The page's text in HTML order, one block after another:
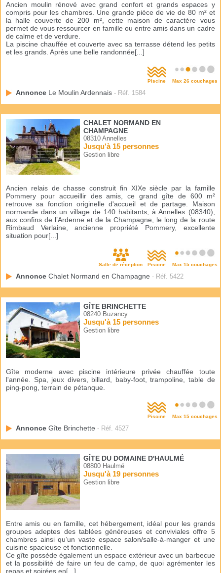
Ancien moulin rénové avec grand confort et grands espaces y
compris pour les chambres. Une grande pièce de vie de 80 m² et
la halle couverte de 200 m², cette maison de caractère vous
permet de vous ressourcer en famille ou entre amis dans un cadre
de calme et de verdure.
La piscine chauffée et couverte avec sa terrasse détend les petits
et les grands. Après une belle randonnée[...]
Piscine Max 26 couchages
Annonce Le Moulin Ardennais - Réf. 1584
CHALET NORMAND EN
CHAMPAGNE
08310 Annelles
Jusqu'à 15 personnes
Gestion libre
Ancien relais de chasse construit fin XIXe siècle par la famille
Pommery pour accueillir des amis, ce grand gîte de 600 m²
retrouve sa fonction originelle d'accueil et de partage. Maison
normande dans un village de 140 habitants, à Annelles (08340),
aux confins de l’Ardenne et de la Champagne, le long de la route
Rimbaud Verlaine, ancienne propriété Pommery, excellente
situation pour[...]
Salle de réception Piscine Max 15 couchages
Annonce Chalet Normand en Champagne - Réf. 5422
GÎTE BRINCHETTE
08240 Buzancy
Jusqu'à 15 personnes
Gestion libre
Gîte moderne avec piscine intérieure privée chauffée toute
l'année. Spa, jeux divers, billard, baby-foot, trampoline, table de
ping-pong, terrain de pétanque.
Piscine Max 15 couchages
Annonce Gîte Brinchette - Réf. 4527
GÎTE DU DOMAINE D'HAULMÉ
08800 Haulmé
Jusqu'à 19 personnes
Gestion libre
Entre amis ou en famille, cet hébergement, idéal pour les grands
groupes adeptes des tablées généreuses et conviviales offre 5
chambres ainsi qu’un vaste espace salon/salle-à-manger et une
cuisine spacieuse et fonctionnelle.
Ce gîte possède également un espace extérieur avec un barbecue
et la possibilité de faire un feu de camp, de quoi agrémenter les
repas et soirées en[...]